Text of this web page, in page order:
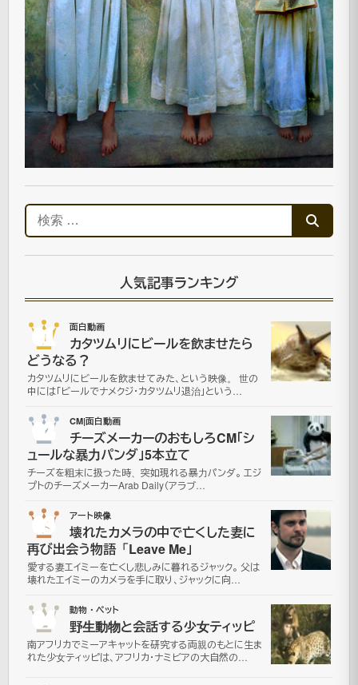
検
索:
人気記事ランキング
01 面白動画
カタツムリにビールを飲ませたら
どうなる？
カタツムリにビールを飲ませてみた、という映像。 世の
中には「ビールでナメクジ・カタツムリ退治」という…
02 CM|面白動画
チーズメーカーのおもしろCM「シ
ュールな暴力パンダ」5本立て
チーズを粗末に扱った時、突如現れる暴力パンダ。 エジ
プトのチーズメーカーArab Daily（アラブ…
03 アート映像
壊れたカメラの中で亡くした妻に
再び出会う物語「Leave Me」
愛する妻エイミーを亡くし悲しみに暮れるジャック。 父は
壊れたエイミーのカメラを手に取り、ジャックに向…
04 動物・ペット
野生動物と会話する少女ティッピ
南アフリカでミーアキャットを研究する両親のもとに生ま
れた少女ティッピは、アフリカ・ナミビアの大自然の…